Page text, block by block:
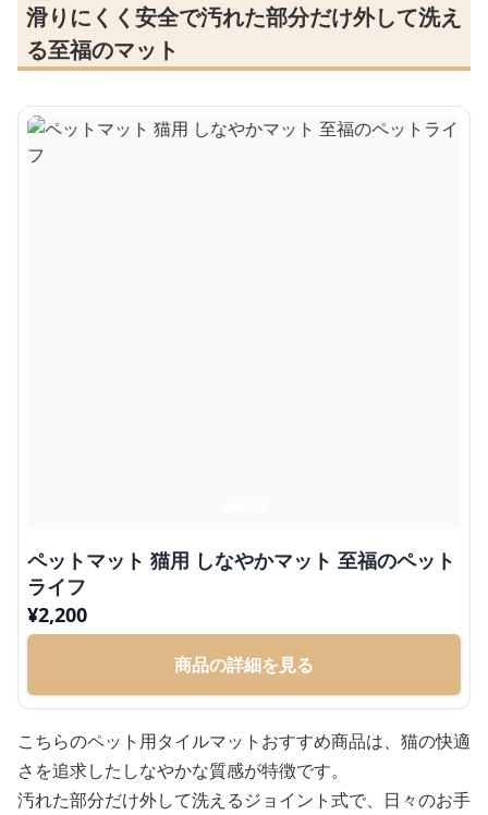
滑りにくく安全で汚れた部分だけ外して洗え
る至福のマット
ペットマット 猫用 しなやかマット 至福のペット
ライフ
¥2,200
商品の詳細を見る
こちらのペット用タイルマットおすすめ商品は、猫の快適
さを追求したしなやかな質感が特徴です。
汚れた部分だけ外して洗えるジョイント式で、日々のお手